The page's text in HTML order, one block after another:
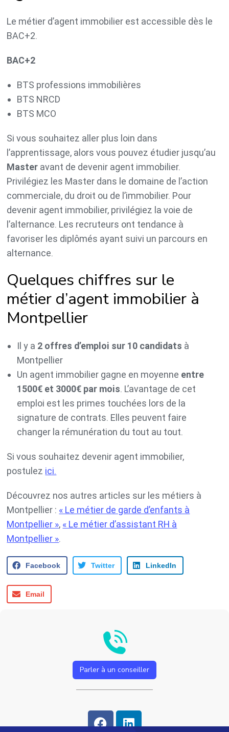
Le métier d’agent immobilier est accessible dès le
BAC+2.
BAC+2
BTS professions immobilières
BTS NRCD
BTS MCO
Si vous souhaitez aller plus loin dans
l’apprentissage, alors vous pouvez étudier jusqu’au
Master avant de devenir agent immobilier.
Privilégiez les Master dans le domaine de l’action
commerciale, du droit ou de l’immobilier. Pour
devenir agent immobilier, privilégiez la voie de
l’alternance. Les recruteurs ont tendance à
favoriser les diplômés ayant suivi un parcours en
alternance.
Quelques chiffres sur le
métier d’agent immobilier à
Montpellier
Il y a 2 offres d’emploi sur 10 candidats à
Montpellier
Un agent immobilier gagne en moyenne entre
1500€ et 3000€ par mois. L’avantage de cet
emploi est les primes touchées lors de la
signature de contrats. Elles peuvent faire
changer la rémunération du tout au tout.
Si vous souhaitez devenir agent immobilier,
postulez ici.
Découvrez nos autres articles sur les métiers à
Montpellier : « Le métier de garde d’enfants à
Montpellier », « Le métier d’assistant RH à
Montpellier ».
Facebook Twitter LinkedIn
Email
Parler à un conseiller